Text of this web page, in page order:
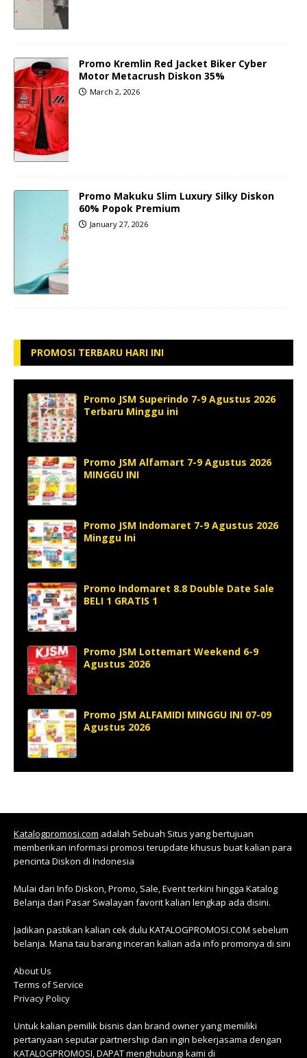
Promo Kremlin Red Jacket Biker Cyber
Motor Metacrush Diskon 35%
March 2, 2026
Promo Makuku Slim Luxury Silky Diskon
60% Popok Premium
January 27, 2026
PROMOSI TERBARU HARI INI
Promo JSM Superindo 7-9 Agustus 2026
Terbaru Minggu ini
Promo JSM Alfamart 7-9 Agustus 2026
MINGGU INI
Promo JSM Indomaret 7-9 Agustus 2026
Minggu Ini
Promo Indomaret 8.8 Double Date Sale
BELI 1 GRATIS 1
Promo JSM Lottemart Weekend 6-9
Agustus 2026
Promo JSM ALFAMIDI MINGGU INI 07-09
Agustus 2026
Katalogpromosi.com adalah Sebuah Situs yang bertujuan
memberikan informasi promosi terupdate khusus buat kalian para
pencinta Diskon di Indonesia
Mulai dari Info Diskon, Promo, Sale, Event terkini hingga Katalog
Belanja dari Pasar Swalayan favorit kalian lengkap ada disini.
Jadikan pastikan kalian cek dulu KATALOGPROMOSI.COM sebelum
belanja. Mana tau barang inceran kalian ada info promonya di sini
About Us
Terms of Service
Privacy Policy
Untuk kalian pemilik bisnis dan brand owner yang memiliki
pertanyaan seputar partnership dan ingin bekerjasama dengan
KATALOGPROMOSI, DAPAT menghubungi kami di